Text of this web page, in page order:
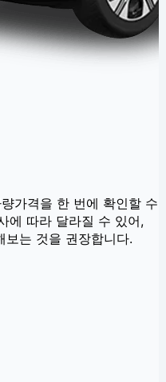
가격을 한 번에 확인할 수
에 따라 달라질 수 있어,
보는 것을 권장합니다.